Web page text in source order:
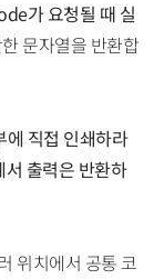
가 요청될 때 실
문자열을 반환합
에 직접 인쇄하라
출력은 반환하
위치에서 공통 코